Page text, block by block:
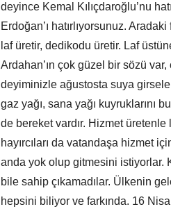
deyince Kemal Kılıçdaroğlu’nu
Erdoğan’ı hatırlıyorsunuz.
laf üretir, dedikodu üretir. Laf
Ardahan’ın çok güzel bir sözü
deyiminizle ağustosta suya
gaz yağı, sana yağı kuyruklarını
de bereket vardır. Hizmet üretenle
hayırcıları da vatandaşa hizmet
anda yok olup gitmesini istiyorlar.
bile sahip çıkamadılar. Ülkenin
hepsini biliyor ve farkında. 16